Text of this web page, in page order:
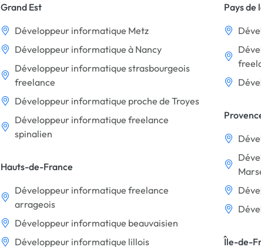
Grand Est
Développeur informatique Metz
Développeur informatique à Nancy
Développeur informatique strasbourgeois
freelance
Développeur informatique proche de Troyes
Développeur informatique freelance
spinalien
Hauts-de-France
Développeur informatique freelance
arrageois
Développeur informatique beauvaisien
Développeur informatique lillois
Pays de
Île-de-